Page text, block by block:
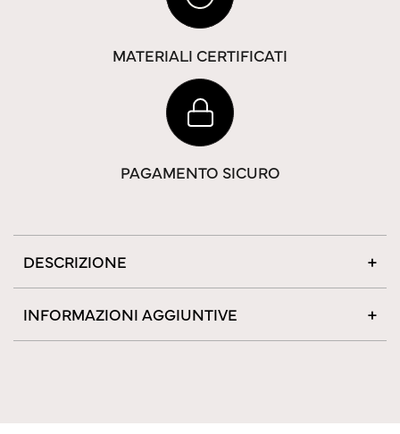
MATERIALI CERTIFICATI
PAGAMENTO SICURO
DESCRIZIONE
INFORMAZIONI AGGIUNTIVE